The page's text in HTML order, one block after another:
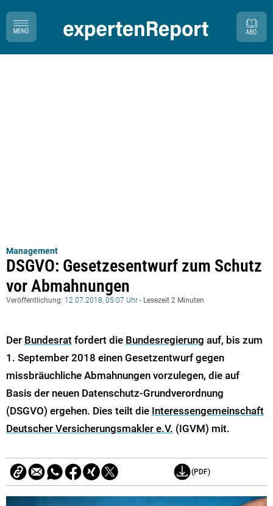
Management
DSGVO: Gesetzesentwurf zum Schutz
vor Abmahnungen
Veröffentlichung: 12.07.2018, 05:07 Uhr - Lesezeit 2 Minuten
Der Bundesrat fordert die Bundesregierung auf, bis zum
1. September 2018 einen Gesetzentwurf gegen
missbräuchliche Abmahnungen vorzulegen, die auf
Basis der neuen Datenschutz-Grundverordnung
(DSGVO) ergehen. Dies teilt die Interessengemeinschaft
Deutscher Versicherungsmakler e.V. (IGVM) mit.
(PDF)